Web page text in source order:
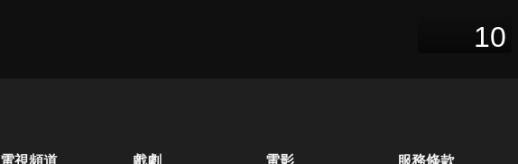
10
電視頻道 戲劇 電影 服務條款